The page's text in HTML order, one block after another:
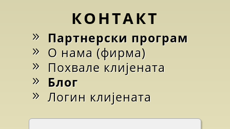
КОНТАКТ
Партнерски програм
О нама (фирма)
Похвале клијената
Блог
Логин клијената